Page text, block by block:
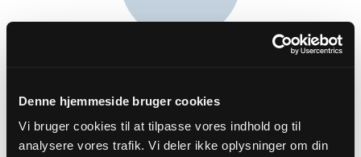
Denne hjemmeside bruger cookies
Vi bruger cookies til at tilpasse vores indhold og til
analysere vores trafik. Vi deler ikke oplysninger om din
sbbj@km.dk